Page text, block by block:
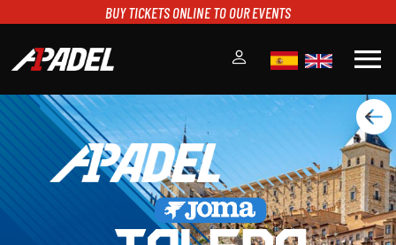
BUY TICKETS ONLINE TO OUR EVENTS
menu
A1PADEL
RANKING
CALENDARIO
TORNEOS
NOTICIAS
MULTIMEDIA